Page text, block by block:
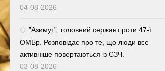
04-08-2026
⁨”Азимут”, головний сержант роти 47-ї
ОМБр. Розповідає про те, що люди все
активніше повертаються із СЗЧ.
03-08-2026